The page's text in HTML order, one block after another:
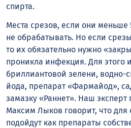
спирта.
Места срезов, если они
не обрабатывать. Но если
то их обязательно нужно
проникла инфекция. Для этого
бриллиантовой зелени, водно-
йода, препарат «Фармайод»,
замазку «Раннет». Наш
Максим Лыков говорит, что для
подойдут как препараты